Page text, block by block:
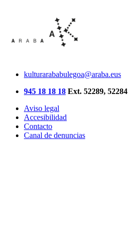
kulturarababulegoa@araba.eus
945 18 18 18 Ext. 52289, 52284
Aviso legal
Accesibilidad
Contacto
Canal de denuncias